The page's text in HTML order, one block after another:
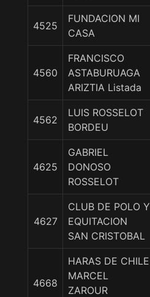
4525
FUNDACION MI
CASA
4560
FRANCISCO
ASTABURUAGA
ARIZTIA Listada
4562
LUIS ROSSELOT
BORDEU
4625
GABRIEL
DONOSO
ROSSELOT
4627
CLUB DE POLO Y
EQUITACION
SAN CRISTOBAL
4668
HARAS DE CHILE
MARCEL
ZAROUR